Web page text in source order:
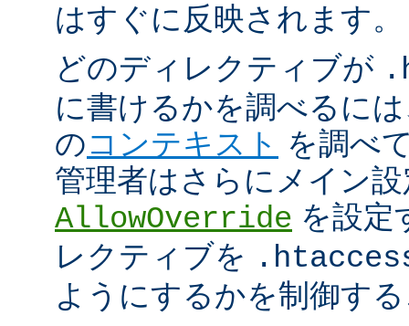
はすぐに反映されます。
どのディレクティブが
に書けるかを調べるに
のコンテキスト を調べ
管理者はさらにメイン
AllowOverride を設定
レクティブを
ようにするかを制御す